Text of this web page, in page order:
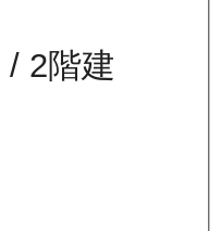
/ 2階建